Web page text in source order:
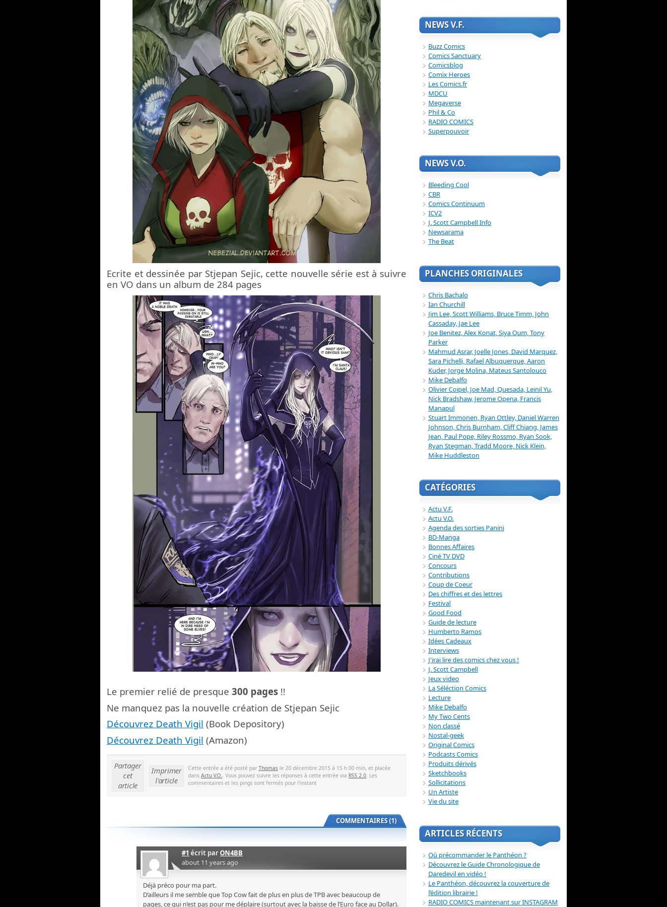
Ecrite et dessinée par Stjepan Sejic, cette nouvelle série est à suivre
en VO dans un album de 284 pages
Le premier relié de presque 300 pages !!
Ne manquez pas la nouvelle création de Stjepan Sejic
Découvrez Death Vigil (Book Depository)
Découvrez Death Vigil (Amazon)
Partager
cet
article
Imprimer
l'article
Cette entrée a été posté par Thomas le 20 décembre 2015 à 15 h 00 min, et placée
dans Actu V.O. . Vous pouvez suivre les réponses à cette entrée via RSS 2.0 . Les
commentaires et les pings sont fermés pour l'instant
COMMENTAIRES (1)
#1 écrit parON4BB
about 11 years ago
Déjà préco pour ma part.
D’ailleurs il me semble que Top Cow fait de plus en plus de TPB avec beaucoup de
pages, ce qui n’est pas pour me déplaire (surtout avec la baisse de l’Euro face au Dollar).
NEWS V.F.
Buzz Comics
Comics Sanctuary
Comicsblog
Comix Heroes
Les Comics.fr
MDCU
Megaverse
Phil & Co
RADIO COMICS
Superpouvoir
NEWS V.O.
Bleeding Cool
CBR
Comics Continuum
ICV2
J. Scott Campbell Info
Newsarama
The Beat
PLANCHES ORIGINALES
Chris Bachalo
Ian Churchill
Jim Lee, Scott Williams, Bruce Timm, John
Cassaday, Jae Lee
Joe Benitez, Alex Konat, Siya Oum, Tony
Parker
Mahmud Asrar, Joelle Jones, David Marquez,
Sara Pichelli, Rafael Albuquerque, Aaron
Kuder, Jorge Molina, Mateus Santolouco
Mike Debalfo
Olivier Coipel, Joe Mad, Quesada, Leinil Yu,
Nick Bradshaw, Jerome Opena, Francis
Manapul
Stuart Immonen, Ryan Ottley, Daniel Warren
Johnson, Chris Burnham, Cliff Chiang, James
Jean, Paul Pope, Riley Rossmo, Ryan Sook,
Ryan Stegman, Tradd Moore, Nick Klein,
Mike Huddleston
CATÉGORIES
Actu V.F.
Actu V.O.
Agenda des sorties Panini
BD-Manga
Bonnes Affaires
Ciné TV DVD
Concours
Contributions
Coup de Coeur
Des chiffres et des lettres
Festival
Good Food
Guide de lecture
Humberto Ramos
Idées Cadeaux
Interviews
J'irai lire des comics chez vous !
J. Scott Campbell
Jeux video
La Séléction Comics
Lecture
Mike Debalfo
My Two Cents
Non classé
Nostal-geek
Original Comics
Podcasts Comics
Produits dérivés
Sketchbooks
Sollicitations
Un Artiste
Vie du site
ARTICLES RÉCENTS
Où précommander le Panthéon ?
Découvrez le Guide Chronologique de
Daredevil en vidéo !
Le Panthéon, découvrez la couverture de
l’édition librairie !
RADIO COMICS maintenant sur INSTAGRAM